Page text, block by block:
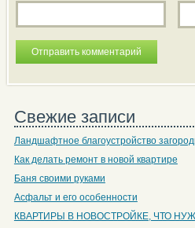
Свежие записи
Ландшафтное благоустройство
Как делать ремонт в новой квартире
Баня своими руками
Асфальт и его особенности
КВАРТИРЫ В НОВОСТРОЙКЕ, ЧТО